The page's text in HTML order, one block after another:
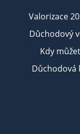
Valorizace
Důchodový
Kdy
Důchodová